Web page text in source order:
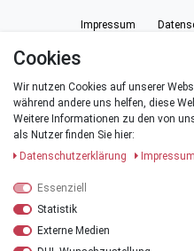
Impressum
*Alle Preise verstehen sich
Cookies
Wir nutzen Cookies auf unserer
während andere uns helfen, diese
Weitere Informationen zu den von
als Nutzer finden Sie hier:
Daten­schutz­erklärung
Impressum
Essenziell
Statistik
Externe Medien